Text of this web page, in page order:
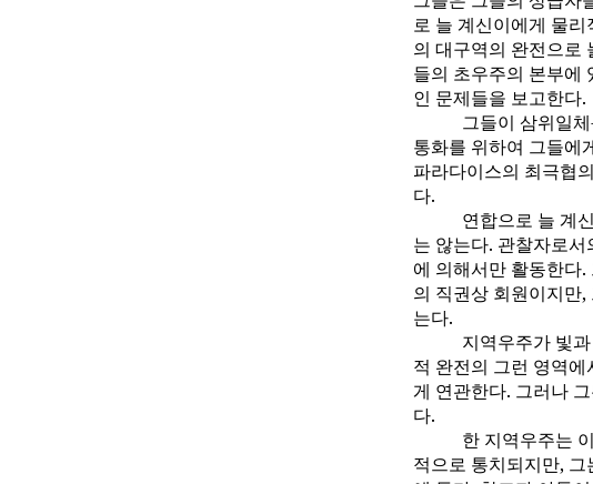
로 늘 계신이에게 물
의 대구역의 완전으로
들의 초우주의 본부에
인 문제들을 보고한다.
그들이 삼위일
통화를 위하여 그들에
파라다이스의 최극협
다.
연합으로 늘 계
는 않는다. 관찰자로
에 의해서만 활동한다
의 직권상 회원이지만
는다.
지역우주가 빛
적 완전의 그런 영역
게 연관한다. 그러나
다.
한 지역우주는
적으로 통치되지만,